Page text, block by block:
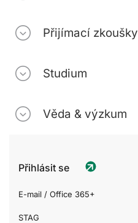
Přijímací zkoušky
Studium
Věda & výzkum
Přihlásit se
E-mail / Office 365+
STAG